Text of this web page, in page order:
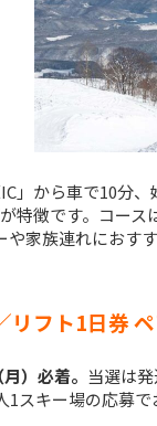
」から車で10分
特徴です。コー
家族連れにおすす
フト1日券
）必着。 当選は
1スキー場の応募